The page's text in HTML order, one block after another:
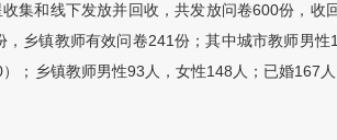
集和线下发放并回收，共发放问卷600份，收
乡镇教师有效问卷241份；其中城市教师男性
；乡镇教师男性93人，女性148人；已婚167